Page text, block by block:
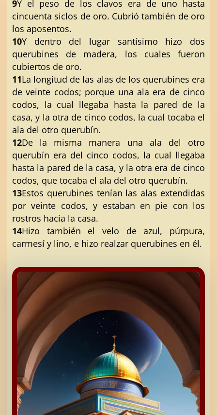
9Y el peso de los clavos era de uno hasta
cincuenta siclos de oro. Cubrió también de oro
los aposentos.
10Y dentro del lugar santísimo hizo dos
querubines de madera, los cuales fueron
cubiertos de oro.
11La longitud de las alas de los querubines era
de veinte codos; porque una ala era de cinco
codos, la cual llegaba hasta la pared de la
casa, y la otra de cinco codos, la cual tocaba el
ala del otro querubín.
12De la misma manera una ala del otro
querubín era del cinco codos, la cual llegaba
hasta la pared de la casa, y la otra era de cinco
codos, que tocaba el ala del otro querubín.
13Estos querubines tenían las alas extendidas
por veinte codos, y estaban en pie con los
rostros hacia la casa.
14Hizo también el velo de azul, púrpura,
carmesí y lino, e hizo realzar querubines en él.